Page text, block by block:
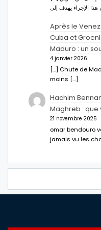
Après le
Cuba et
Maduro : un
4 janvier 2026
[…] Chute de
moins […]
Hachim
Maghreb : que
21 novembre 2025
omar bendouro
jamais vu les